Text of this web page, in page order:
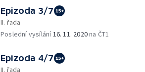
Epizoda 3/7
II. řada
Poslední vysílání16. 11. 2020na ČT1
Epizoda 4/7
II. řada